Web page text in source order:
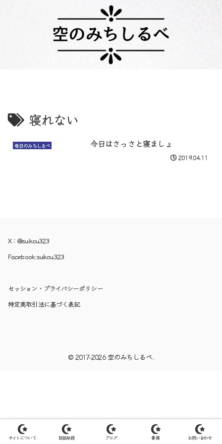
寝れない
毎日のみちしるべ 今日はさっさと寝ましょ
2019.04.11
X：@suikou323
Facebook:suikou323
セッション・プライバシーポリシー
特定商取引法に基づく表記
© 2017-2026 空のみちしるべ.
サイトについて 談話依頼 ブログ 書籍 お問い合わせ